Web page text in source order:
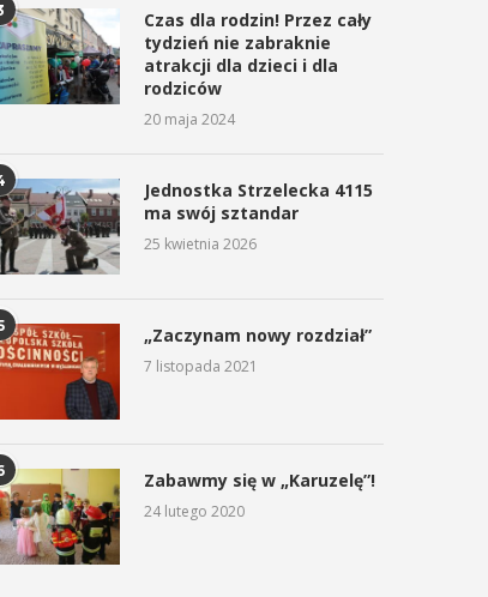
Czas dla rodzin! Przez cały
tydzień nie zabraknie
atrakcji dla dzieci i dla
rodziców
20 maja 2024
Jednostka Strzelecka 4115
ma swój sztandar
25 kwietnia 2026
„Zaczynam nowy rozdział”
7 listopada 2021
Zabawmy się w „Karuzelę”!
24 lutego 2020